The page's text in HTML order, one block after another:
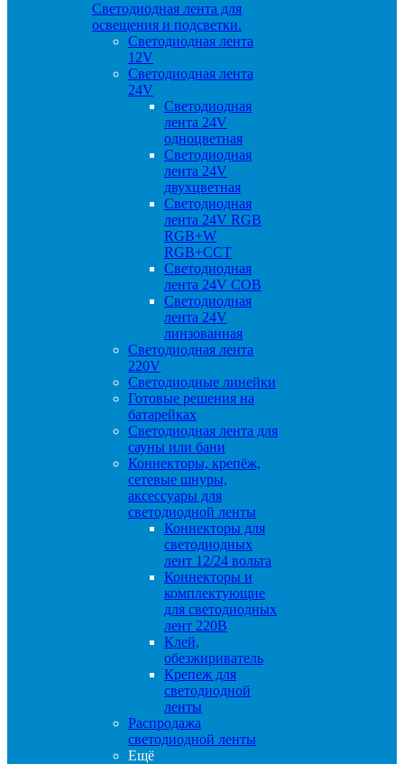
Светодиодная лента для
освещения и подсветки.
Светодиодная лента
12V
Светодиодная лента
24V
Светодиодная
лента 24V
одноцветная
Светодиодная
лента 24V
двухцветная
Светодиодная
лента 24V RGB
RGB+W
RGB+CCT
Светодиодная
лента 24V COB
Светодиодная
лента 24V
линзованная
Светодиодная лента
220V
Светодиодные линейки
Готовые решения на
батарейках
Светодиодная лента для
сауны или бани
Коннекторы, крепёж,
сетевые шнуры,
аксессуары для
светодиодной ленты
Коннекторы для
светодиодных
лент 12/24 вольта
Коннекторы и
комплектующие
для светодиодных
лент 220В
Клей,
обезжириватель
Крепеж для
светодиодной
ленты
Распродажа
светодиодной ленты
Ещё